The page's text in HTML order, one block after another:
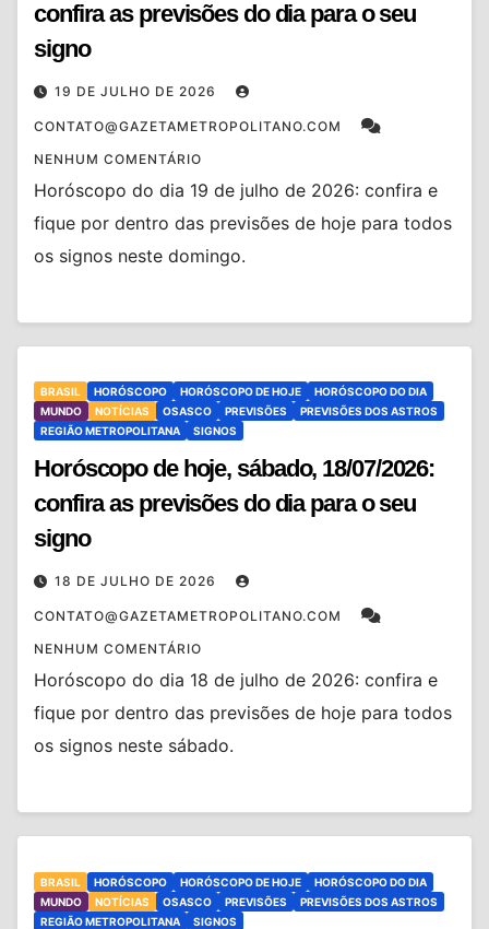
confira as previsões do dia para o seu
signo
19 DE JULHO DE 2026
CONTATO@GAZETAMETROPOLITANO.COM
NENHUM COMENTÁRIO
Horóscopo do dia 19 de julho de 2026: confira e
fique por dentro das previsões de hoje para todos
os signos neste domingo.
BRASIL HORÓSCOPO HORÓSCOPO DE HOJE
HORÓSCOPO DO DIA
MUNDO
NOTÍCIAS OSASCO PREVISÕES
PREVISÕES DOS ASTROS
REGIÃO METROPOLITANA
SIGNOS
Horóscopo de hoje, sábado, 18/07/2026:
confira as previsões do dia para o seu
signo
18 DE JULHO DE 2026
CONTATO@GAZETAMETROPOLITANO.COM
NENHUM COMENTÁRIO
Horóscopo do dia 18 de julho de 2026: confira e
fique por dentro das previsões de hoje para todos
os signos neste sábado.
BRASIL HORÓSCOPO HORÓSCOPO DE HOJE
HORÓSCOPO DO DIA
MUNDO
NOTÍCIAS OSASCO PREVISÕES
PREVISÕES DOS ASTROS
REGIÃO METROPOLITANA
SIGNOS